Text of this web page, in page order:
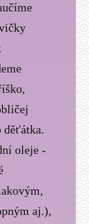
děťátka.
oleje -
aj.),